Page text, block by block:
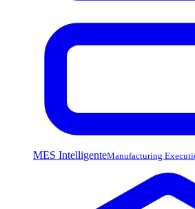
MES IntelligenteManufacturing